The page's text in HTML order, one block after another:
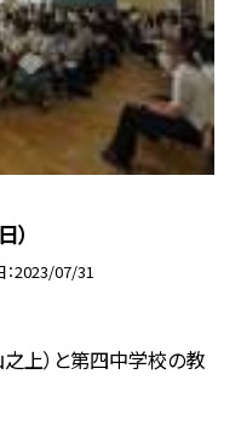
2023/07/31
之上）と第四中学校の教